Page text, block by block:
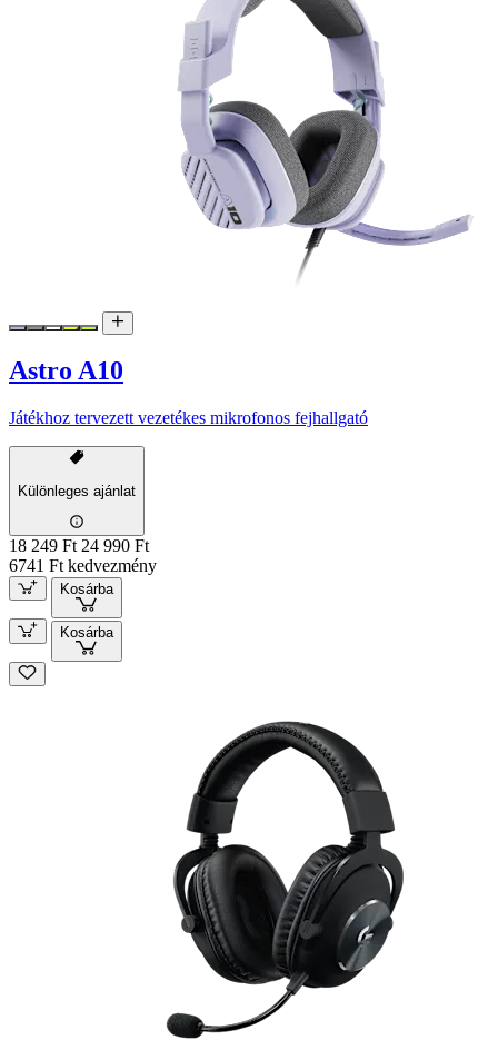
Astro A10
Játékhoz tervezett vezetékes mikrofonos fejhallgató
Különleges ajánlat
18 249 Ft 24 990 Ft
6741 Ft kedvezmény
Kosárba
Kosárba